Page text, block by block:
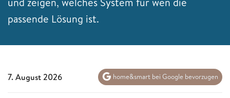
passende Lösung ist.
7. August 2026 home&smart bei Google bevorzugen